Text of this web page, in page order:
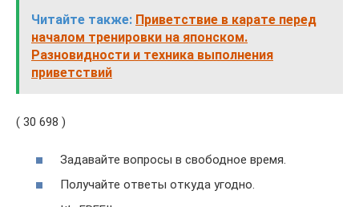
Читайте также: Приветствие в карате перед
началом тренировки на японском.
Разновидности и техника выполнения
приветствий
( 30 698 )
Задавайте вопросы в свободное время.
Получайте ответы откуда угодно.